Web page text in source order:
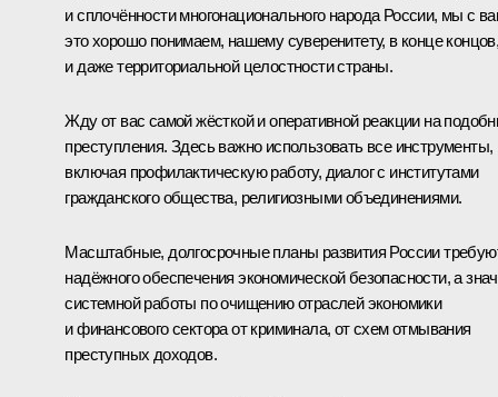
и сплочённости многонационального народа России, мы с
это хорошо понимаем, нашему суверенитету, в конце
и даже территориальной целостности страны.
Жду от вас самой жёсткой и оперативной реакции на
преступления. Здесь важно использовать все инструменты,
включая профилактическую работу, диалог с институтами
гражданского общества, религиозными объединениями.
Масштабные, долгосрочные планы развития России
надёжного обеспечения экономической безопасности, а
системной работы по очищению отраслей экономики
и финансового сектора от криминала, от схем отмывания
преступных доходов.